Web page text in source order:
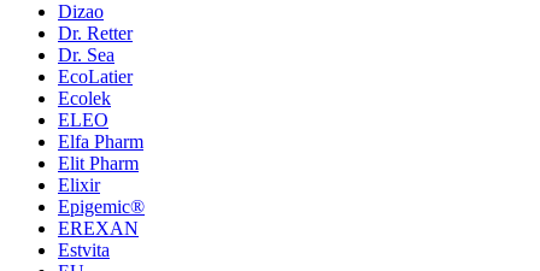
Dizao
Dr. Retter
Dr. Sea
EcoLatier
Ecolek
ELEO
Elfa Pharm
Elit Pharm
Elixir
Epigemic®
EREXAN
Estvita